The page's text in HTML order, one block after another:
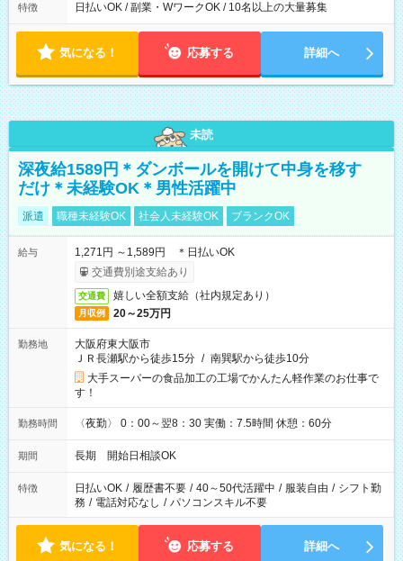
特徴 日払いOK / 副業・WワークOK / 10名以上の大量募集
気になる！ 応募する 詳細へ
未読
深夜給1589円＊ダンボールを開けて中身を移す
だけ＊未経験OK＊男性活躍中
派遣 職種未経験OK 社会人未経験OK ブランクOK
給与
1,271円 ～1,589円 ＊日払いOK
交通費別途支給あり
交通費 嬉しい全額支給（社内規定あり）
月収例 20～25万円
勤務地
大阪府東大阪市
ＪＲ長瀬駅から徒歩15分 / 南巽駅から徒歩10分
大手スーパーの食品加工の工場でかんたん軽作業のお仕事で
す！
勤務時間 〈夜勤〉 0：00～翌8：30 実働：7.5時間 休憩：60分
期間 長期 開始日相談OK
特徴 日払いOK / 履歴書不要 / 40～50代活躍中 / 服装自由 / シフト勤
務 / 電話対応なし / パソコンスキル不要
気になる！ 応募する 詳細へ